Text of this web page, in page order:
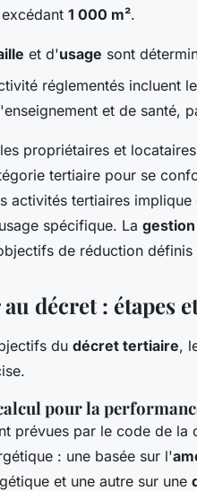
1 000 m².
et d'usage sont
réglementés incluent
et de santé,
propriétaires et
tertiaire pour se
activités tertiaires
spécifique. La
de réduction
décret : étapes
du décret tertiaire,
pour la
prévues par le code de
: une basée sur l'
et une autre sur une